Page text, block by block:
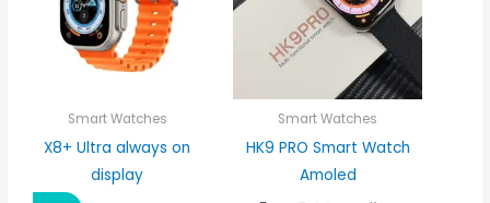
Smart Watches
HK9 PRO Smart Watch
Amoled
Smart Watches
X8+ Ultra always on
display